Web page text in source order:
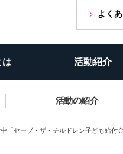
よく
は 活動紹介
活動の紹介
「セーブ・ザ・チルドレン子ども給付